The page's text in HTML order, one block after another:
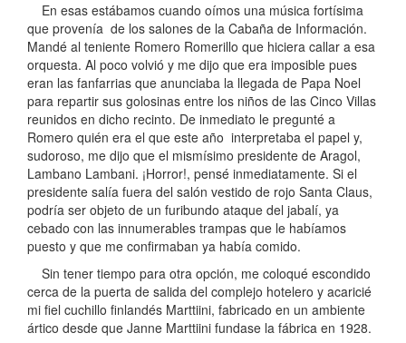
En esas estábamos cuando oímos una música fortísima
que provenía de los salones de la Cabaña de Información.
Mandé al teniente Romero Romerillo que hiciera callar a esa
orquesta. Al poco volvió y me dijo que era imposible pues
eran las fanfarrias que anunciaba la llegada de Papa Noel
para repartir sus golosinas entre los niños de las Cinco Villas
reunidos en dicho recinto. De inmediato le pregunté a
Romero quién era el que este año interpretaba el papel y,
sudoroso, me dijo que el mismísimo presidente de Aragol,
Lambano Lambani. ¡Horror!, pensé inmediatamente. Si el
presidente salía fuera del salón vestido de rojo Santa Claus,
podría ser objeto de un furibundo ataque del jabalí, ya
cebado con las innumerables trampas que le habíamos
puesto y que me confirmaban ya había comido.
Sin tener tiempo para otra opción, me coloqué escondido
cerca de la puerta de salida del complejo hotelero y acaricié
mi fiel cuchillo finlandés Marttiini, fabricado en un ambiente
ártico desde que Janne Marttiini fundase la fábrica en 1928.